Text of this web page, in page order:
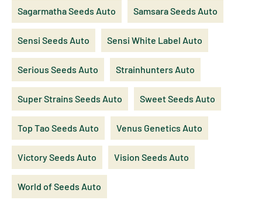
Sagarmatha Seeds Auto Samsara Seeds Auto
Sensi Seeds Auto Sensi White Label Auto
Serious Seeds Auto Strainhunters Auto
Super Strains Seeds Auto Sweet Seeds Auto
Top Tao Seeds Auto Venus Genetics Auto
Victory Seeds Auto Vision Seeds Auto
World of Seeds Auto